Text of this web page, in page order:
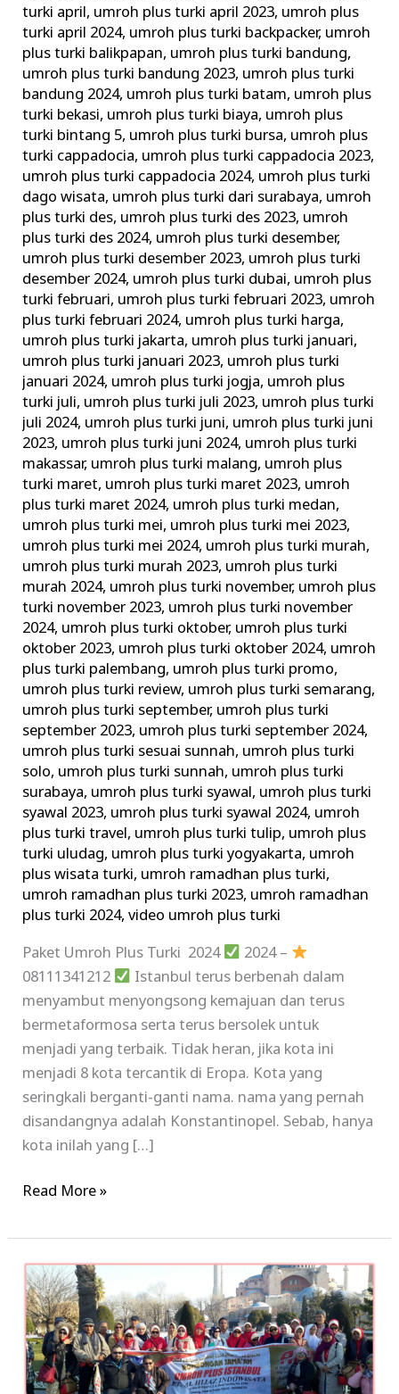
turki april, umroh plus turki april 2023, umroh plus
turki april 2024, umroh plus turki backpacker, umroh
plus turki balikpapan, umroh plus turki bandung,
umroh plus turki bandung 2023, umroh plus turki
bandung 2024, umroh plus turki batam, umroh plus
turki bekasi, umroh plus turki biaya, umroh plus
turki bintang 5, umroh plus turki bursa, umroh plus
turki cappadocia, umroh plus turki cappadocia 2023,
umroh plus turki cappadocia 2024, umroh plus turki
dago wisata, umroh plus turki dari surabaya, umroh
plus turki des, umroh plus turki des 2023, umroh
plus turki des 2024, umroh plus turki desember,
umroh plus turki desember 2023, umroh plus turki
desember 2024, umroh plus turki dubai, umroh plus
turki februari, umroh plus turki februari 2023, umroh
plus turki februari 2024, umroh plus turki harga,
umroh plus turki jakarta, umroh plus turki januari,
umroh plus turki januari 2023, umroh plus turki
januari 2024, umroh plus turki jogja, umroh plus
turki juli, umroh plus turki juli 2023, umroh plus turki
juli 2024, umroh plus turki juni, umroh plus turki juni
2023, umroh plus turki juni 2024, umroh plus turki
makassar, umroh plus turki malang, umroh plus
turki maret, umroh plus turki maret 2023, umroh
plus turki maret 2024, umroh plus turki medan,
umroh plus turki mei, umroh plus turki mei 2023,
umroh plus turki mei 2024, umroh plus turki murah,
umroh plus turki murah 2023, umroh plus turki
murah 2024, umroh plus turki november, umroh plus
turki november 2023, umroh plus turki november
2024, umroh plus turki oktober, umroh plus turki
oktober 2023, umroh plus turki oktober 2024, umroh
plus turki palembang, umroh plus turki promo,
umroh plus turki review, umroh plus turki semarang,
umroh plus turki september, umroh plus turki
september 2023, umroh plus turki september 2024,
umroh plus turki sesuai sunnah, umroh plus turki
solo, umroh plus turki sunnah, umroh plus turki
surabaya, umroh plus turki syawal, umroh plus turki
syawal 2023, umroh plus turki syawal 2024, umroh
plus turki travel, umroh plus turki tulip, umroh plus
turki uludag, umroh plus turki yogyakarta, umroh
plus wisata turki, umroh ramadhan plus turki,
umroh ramadhan plus turki 2023, umroh ramadhan
plus turki 2024,video umroh plus turki
Paket Umroh Plus Turki 2024
2024 –
08111341212
Istanbul terus berbenah dalam
menyambut menyongsong kemajuan dan terus
bermetaformosa serta terus bersolek untuk
menjadi yang terbaik. Tidak heran, jika kota ini
menjadi 8 kota tercantik di Eropa. Kota yang
seringkali berganti-ganti nama. nama yang pernah
disandangnya adalah Konstantinopel. Sebab, hanya
kota inilah yang […]
Read More »
Paket
Tour
Umroh
Plus
Turki